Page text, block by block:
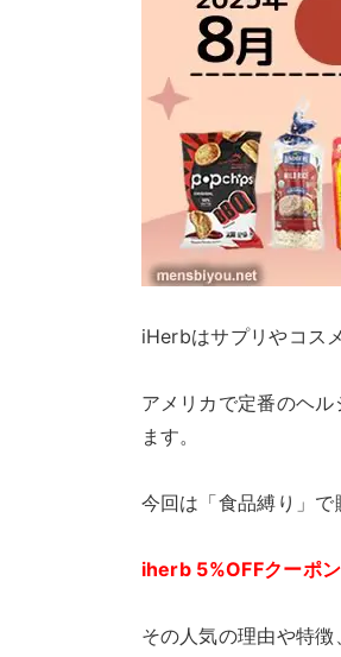
iHerbはサプリやコス
アメリカで定番のヘル
ます。
今回は「食品縛り」で
iherb 5%OFFクーポ
その人気の理由や特徴